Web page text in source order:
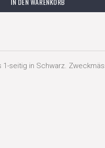
seitig in Schwarz.